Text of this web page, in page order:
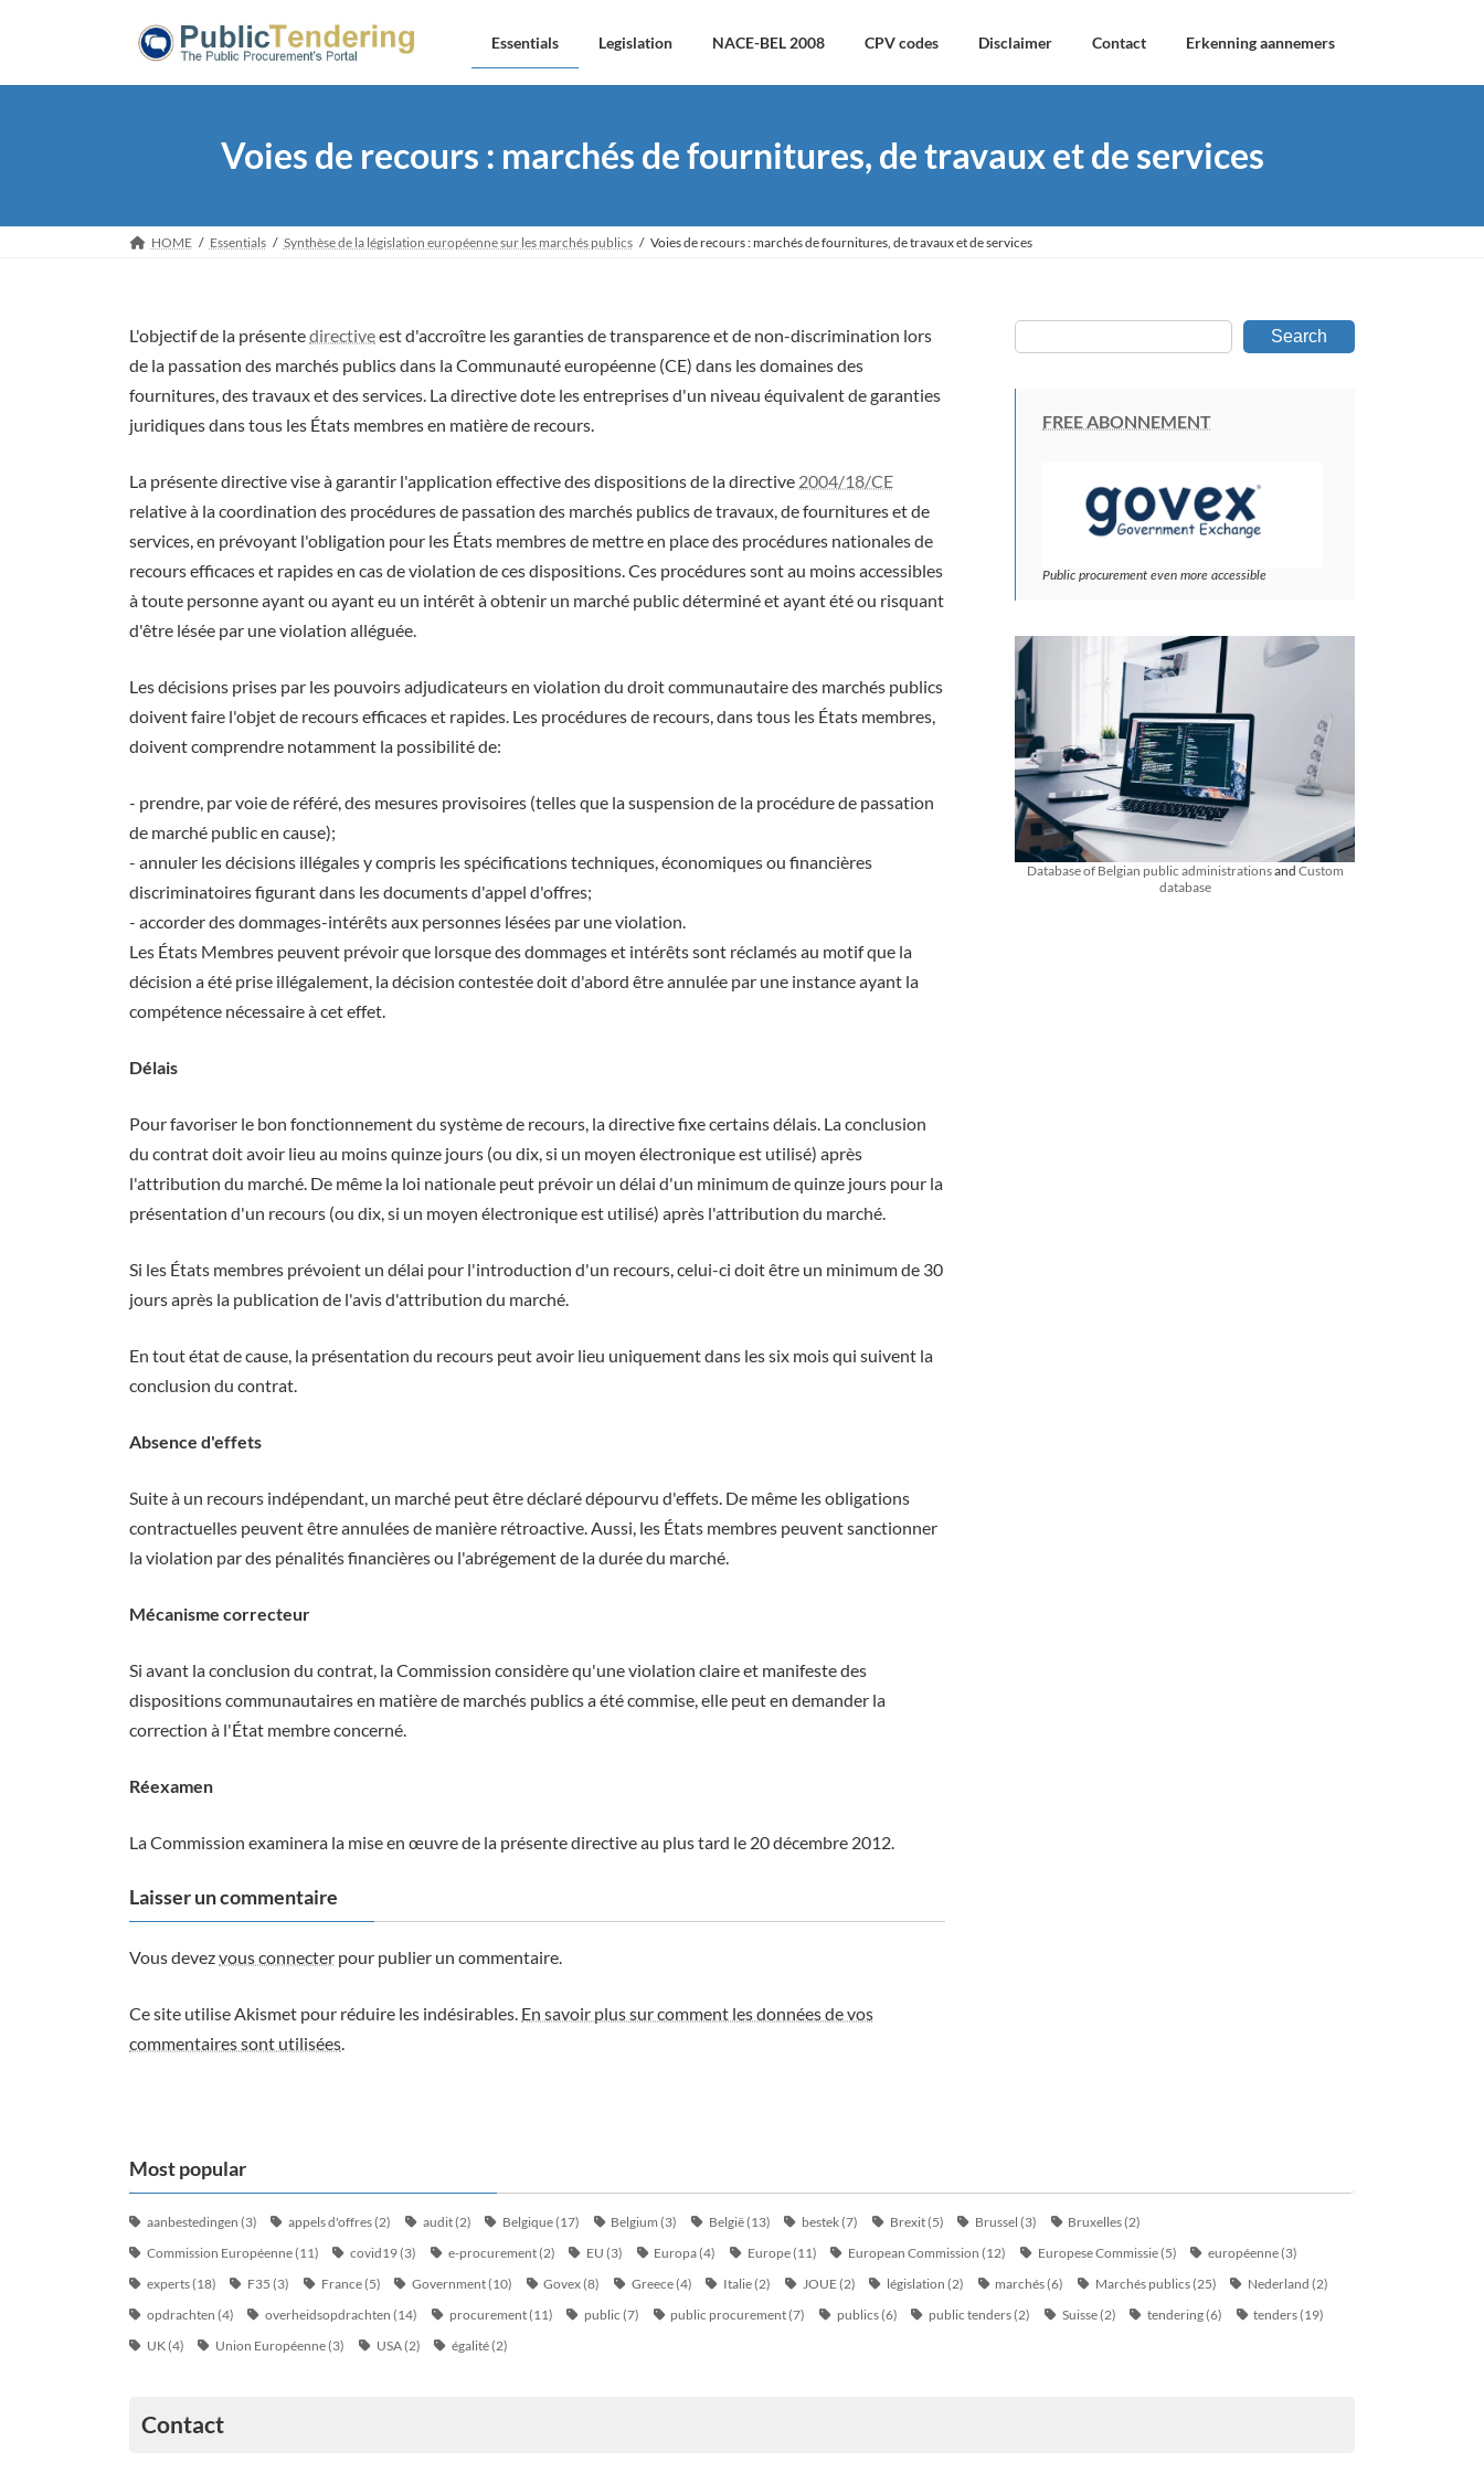
Essentials Legislation NACE-BEL 2008 CPV codes Disclaimer Contact Erkenning aannemers
Voies de recours : marchés de fournitures, de travaux et de services
HOME Essentials Synthèse de la législation européenne sur les marchés publics Voies de recours : marchés de fournitures, de travaux et de services
L'objectif de la présentedirectiveest d'accroître les garanties de transparence et de non-discrimination lors
de la passation des marchés publics dans la Communauté européenne (CE) dans les domaines des
fournitures, des travaux et des services. La directive dote les entreprises d'un niveau équivalent de garanties
juridiques dans tous les États membres en matière de recours.
La présente directive vise à garantir l'application effective des dispositions de la directive 2004/18/CE
relative à la coordination des procédures de passation des marchés publics de travaux, de fournitures et de
services, en prévoyant l'obligation pour les États membres de mettre en place des procédures nationales de
recours efficaces et rapides en cas de violation de ces dispositions. Ces procédures sont au moins accessibles
à toute personne ayant ou ayant eu un intérêt à obtenir un marché public déterminé et ayant été ou risquant
d'être lésée par une violation alléguée.
Les décisions prises par les pouvoirs adjudicateurs en violation du droit communautaire des marchés publics
doivent faire l'objet de recours efficaces et rapides. Les procédures de recours, dans tous les États membres,
doivent comprendre notamment la possibilité de:
- prendre, par voie de référé, des mesures provisoires (telles que la suspension de la procédure de passation
de marché public en cause);
- annuler les décisions illégales y compris les spécifications techniques, économiques ou financières
discriminatoires figurant dans les documents d'appel d'offres;
- accorder des dommages-intérêts aux personnes lésées par une violation.
Les États Membres peuvent prévoir que lorsque des dommages et intérêts sont réclamés au motif que la
décision a été prise illégalement, la décision contestée doit d'abord être annulée par une instance ayant la
compétence nécessaire à cet effet.
Délais
Pour favoriser le bon fonctionnement du système de recours, la directive fixe certains délais. La conclusion
du contrat doit avoir lieu au moins quinze jours (ou dix, si un moyen électronique est utilisé) après
l'attribution du marché. De même la loi nationale peut prévoir un délai d'un minimum de quinze jours pour la
présentation d'un recours (ou dix, si un moyen électronique est utilisé) après l'attribution du marché.
Si les États membres prévoient un délai pour l'introduction d'un recours, celui-ci doit être un minimum de 30
jours après la publication de l'avis d'attribution du marché.
En tout état de cause, la présentation du recours peut avoir lieu uniquement dans les six mois qui suivent la
conclusion du contrat.
Absence d'effets
Suite à un recours indépendant, un marché peut être déclaré dépourvu d'effets. De même les obligations
contractuelles peuvent être annulées de manière rétroactive. Aussi, les États membres peuvent sanctionner
la violation par des pénalités financières ou l'abrégement de la durée du marché.
Mécanisme correcteur
Si avant la conclusion du contrat, la Commission considère qu'une violation claire et manifeste des
dispositions communautaires en matière de marchés publics a été commise, elle peut en demander la
correction à l'État membre concerné.
Réexamen
La Commission examinera la mise en œuvre de la présente directive au plus tard le 20 décembre 2012.
Laisser un commentaire
Vous devezvous connecter pour publier un commentaire.
Ce site utilise Akismet pour réduire les indésirables. En savoir plus sur comment les données de vos
commentaires sont utilisées
Search
FREE ABONNEMENT
Public procurement even more accessible
Database of Belgian public administrationsand Custom
database
Most popular
aanbestedingen (3) appels d'offres(2) audit(2) Belgique(17) Belgium (3) België(13) bestek(7) Brexit(5) Brussel (3) Bruxelles(2)
Commission Européenne(11) covid19(3) e-procurement(2) EU (3) Europa(4) Europe(11) European Commission (12) Europese Commissie(5) européenne(3)
experts(18) F35 (3) France(5) Government(10) Govex(8) Greece(4) Italie(2) JOUE(2) législation (2) marchés(6) Marchés publics(25) Nederland (2)
opdrachten (4) overheidsopdrachten (14) procurement(11) public (7) public procurement(7) publics(6) public tenders(2) Suisse(2) tendering(6) tenders(19)
UK(4) Union Européenne(3) USA(2) égalité(2)
Contact